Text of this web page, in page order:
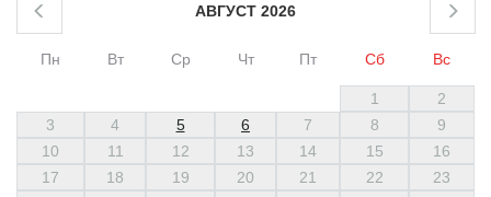
АВГУСТ 2026
Пн Вт Ср Чт Пт Сб Вс
1
2
3
4 5 6 7 8
9
10
11 12 13 14 15
16
17
18 19 20 21 22
23